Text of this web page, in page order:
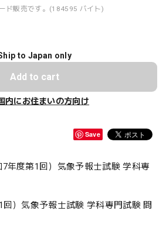
ド販売です。(184595 バイト)
to Japan only
Add to cart
内にお住まいの方向け
Save
7年度第1回）気象予報士試験 学科専
）気象予報士試験 学科専門試験 問